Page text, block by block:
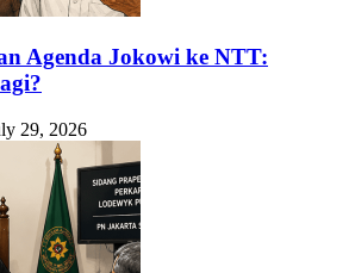
Agenda Jokowi ke NTT:
29, 2026